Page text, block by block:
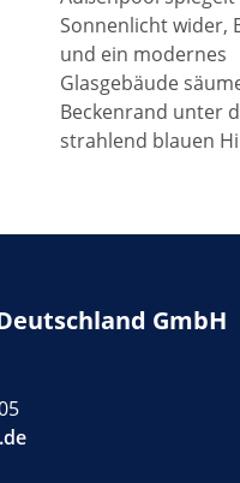
GmbH